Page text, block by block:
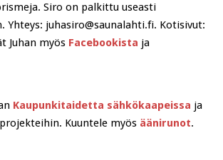
Siro on palkittu useasti
Yhteys: juhasiro@saunalahti.fi. Kotisivut:
Juhan myös Facebookista ja
Kaupunkitaidetta sähkökaapeissa ja
Kuuntele myös äänirunot.